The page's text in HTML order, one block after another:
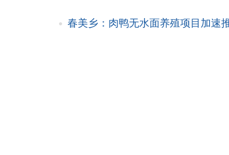
春美乡：肉鸭无水面养殖项目加速